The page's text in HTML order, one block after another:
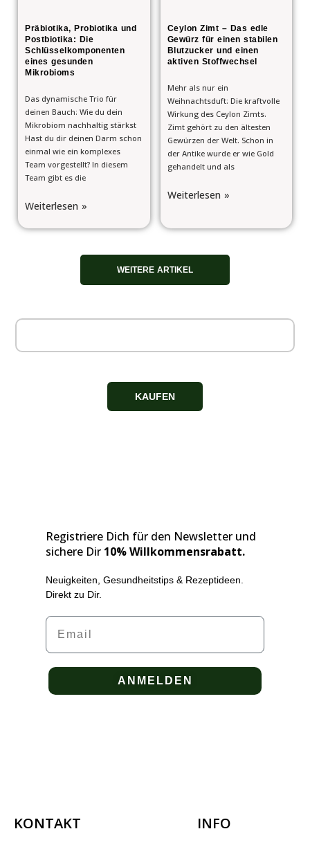
Präbiotika, Probiotika und
Postbiotika: Die
Schlüsselkomponenten
eines gesunden
Mikrobioms
Das dynamische Trio für
deinen Bauch: Wie du dein
Mikrobiom nachhaltig stärkst
Hast du dir deinen Darm schon
einmal wie ein komplexes
Team vorgestellt? In diesem
Team gibt es die
Weiterlesen »
Ceylon Zimt – Das edle
Gewürz für einen stabilen
Blutzucker und einen
aktiven Stoffwechsel
Mehr als nur ein
Weihnachtsduft: Die kraftvolle
Wirkung des Ceylon Zimts.
Zimt gehört zu den ältesten
Gewürzen der Welt. Schon in
der Antike wurde er wie Gold
gehandelt und als
Weiterlesen »
WEITERE ARTIKEL
KAUFEN
Registriere Dich für den Newsletter und
sichere Dir 10% Willkommensrabatt.
Neuigkeiten, Gesundheitstips & Rezeptideen.
Direkt zu Dir.
Email
ANMELDEN
KONTAKT INFO